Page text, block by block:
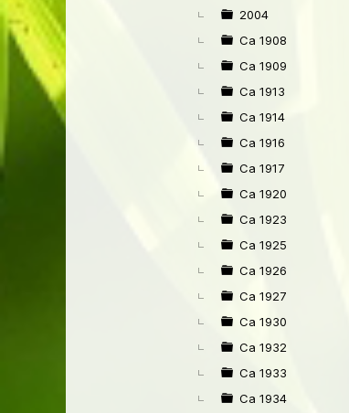
►
2004
Ca 1908
Ca 1909
Ca 1913
Ca 1914
Ca 1916
Ca 1917
Ca 1920
Ca 1923
Ca 1925
Ca 1926
Ca 1927
Ca 1930
Ca 1932
Ca 1933
Ca 1934